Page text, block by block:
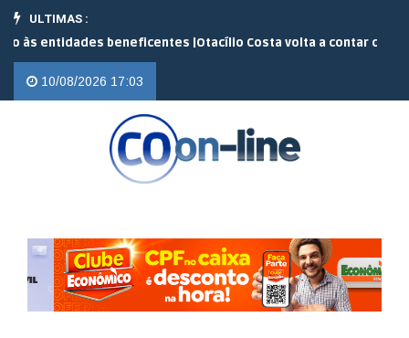
ULTIMAS :
entidades beneficentes |Otacílio Costa volta a contar com o
10/08/2026 17:03